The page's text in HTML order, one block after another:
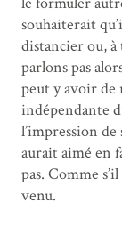
souhaiterait
distancier ou, à
parlons pas
peut y avoir de
indépendante
l’impression
aurait aimé en
pas. Comme
venu.